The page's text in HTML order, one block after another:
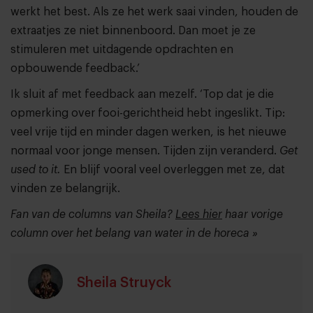
werkt het best. Als ze het werk saai vinden, houden de
extraatjes ze niet binnenboord. Dan moet je ze
stimuleren met uitdagende opdrachten en
opbouwende feedback.’
Ik sluit af met feedback aan mezelf. ‘Top dat je die
opmerking over fooi-gerichtheid hebt ingeslikt. Tip:
veel vrije tijd en minder dagen werken, is het nieuwe
normaal voor jonge mensen. Tijden zijn veranderd. Get
used to it. En blijf vooral veel overleggen met ze, dat
vinden ze belangrijk.
Fan van de columns van Sheila? Lees hier haar vorige
column over het belang van water in de horeca »
Sheila Struyck